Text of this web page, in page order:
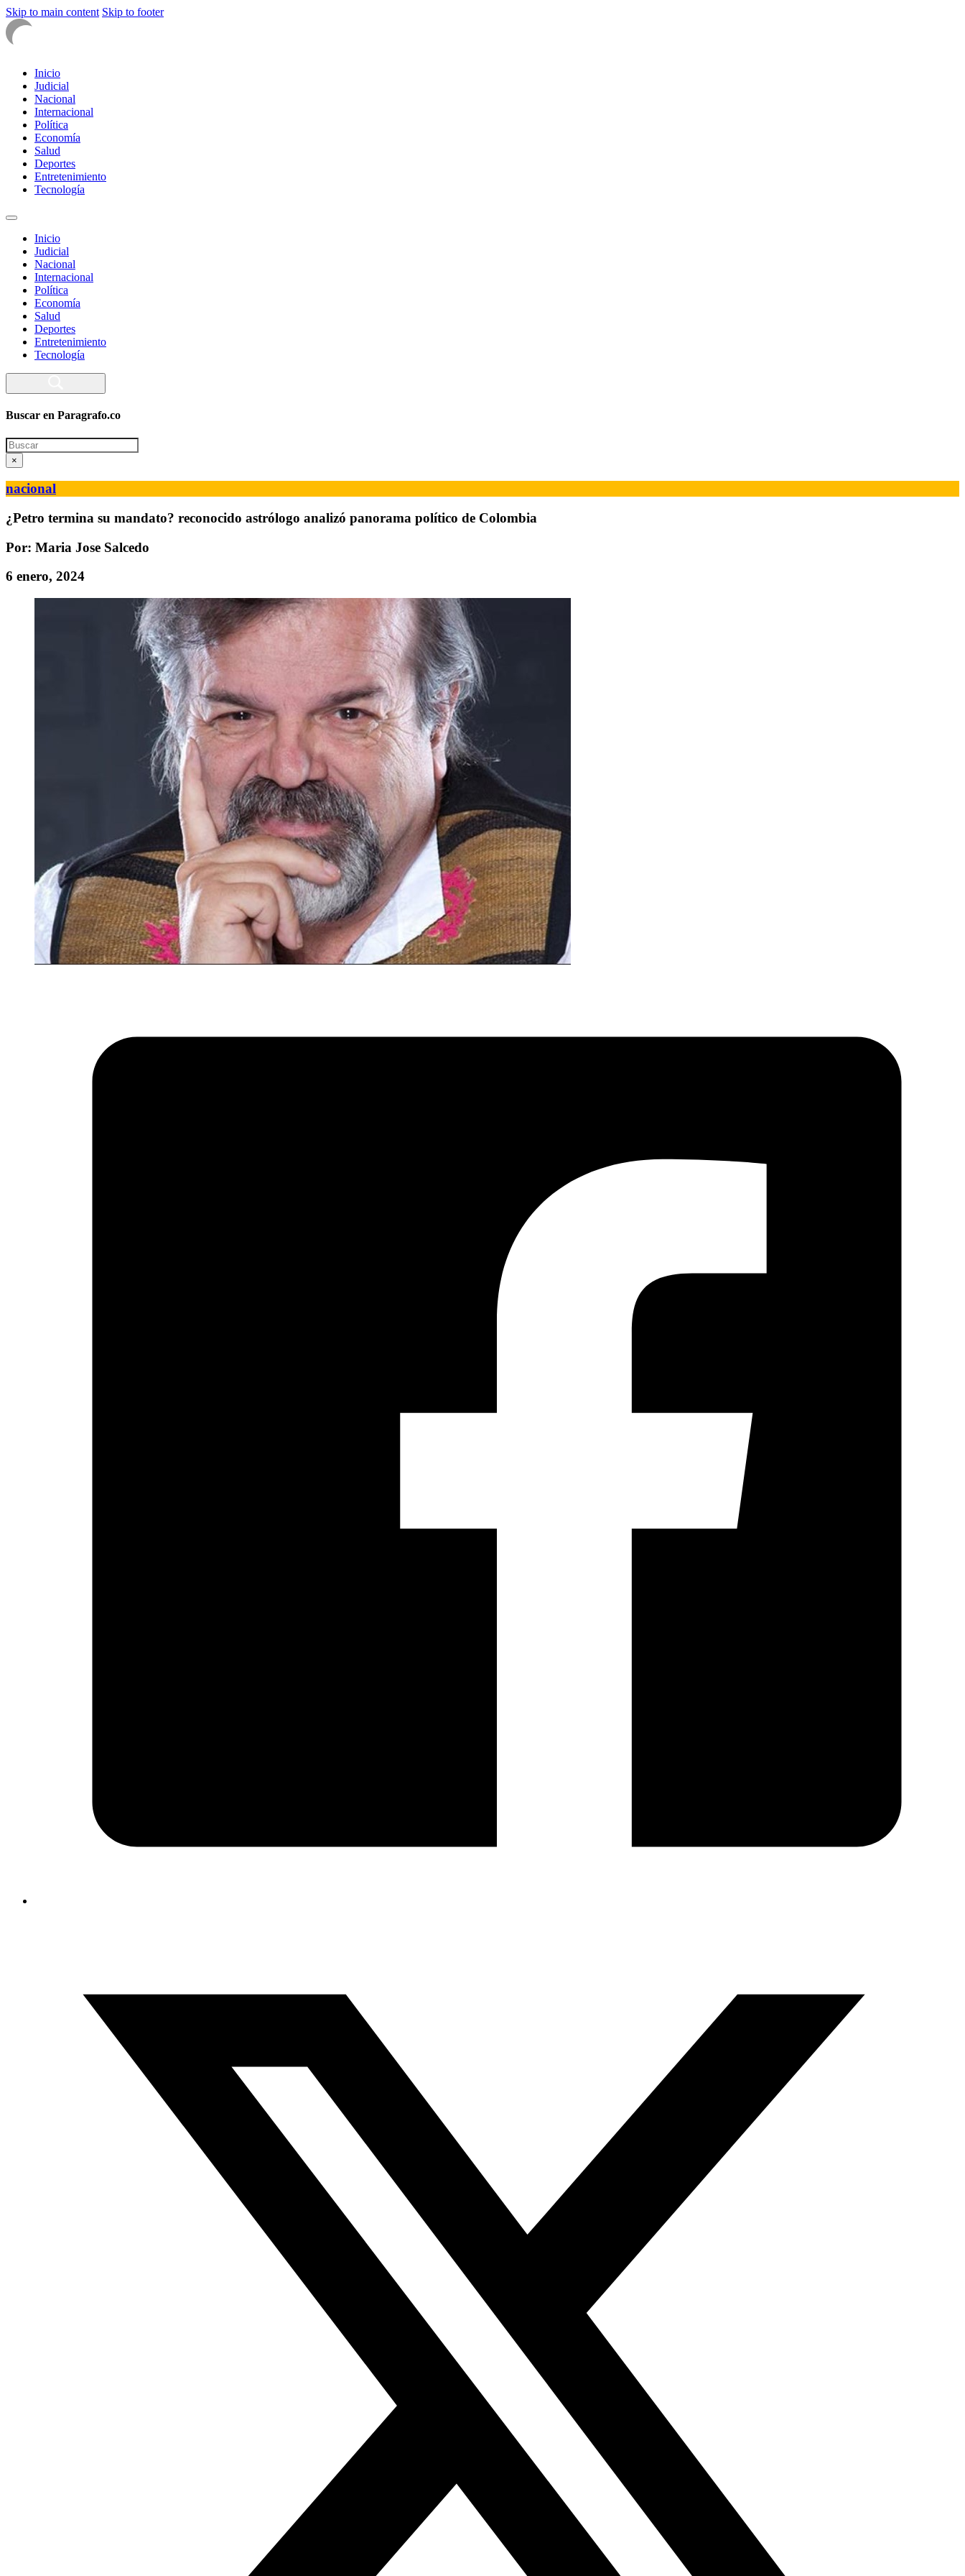
Skip to main content Skip to footer
Inicio
Judicial
Nacional
Internacional
Política
Economía
Salud
Deportes
Entretenimiento
Tecnología
Inicio
Judicial
Nacional
Internacional
Política
Economía
Salud
Deportes
Entretenimiento
Tecnología
Buscar en Paragrafo.co
Search
×
nacional
¿Petro termina su mandato? reconocido astrólogo analizó panorama político de Colombia
Por: Maria Jose Salcedo
6 enero, 2024